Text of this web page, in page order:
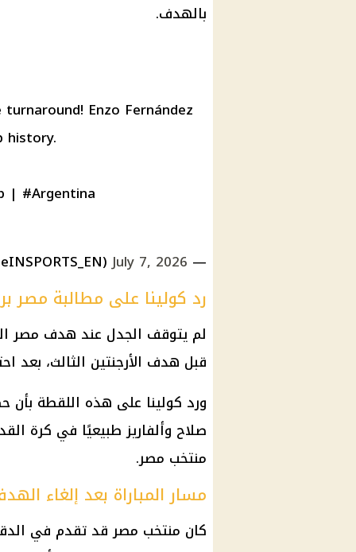
بالهدف.
Enzo Fernández
history.
| #Argentina
— beIN SPORTS (@beINSPORTS_EN)
July 7, 2026
رد كولينا على مطالبة مصر
لم يتوقف الجدل عند هدف مصر
قبل هدف الأرجنتين الثالث، بعد
ورد كولينا على هذه اللقطة بأن
صلاح وألفاريز طبيعيًا في كرة
منتخب مصر.
مسار المباراة بعد إلغاء
كان منتخب مصرقد تقدم في الدقيقة 15